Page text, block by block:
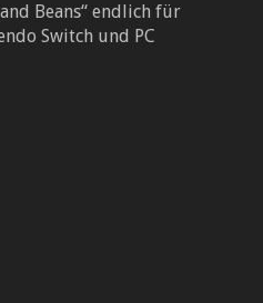
Beans“ endlich für
Switch und PC